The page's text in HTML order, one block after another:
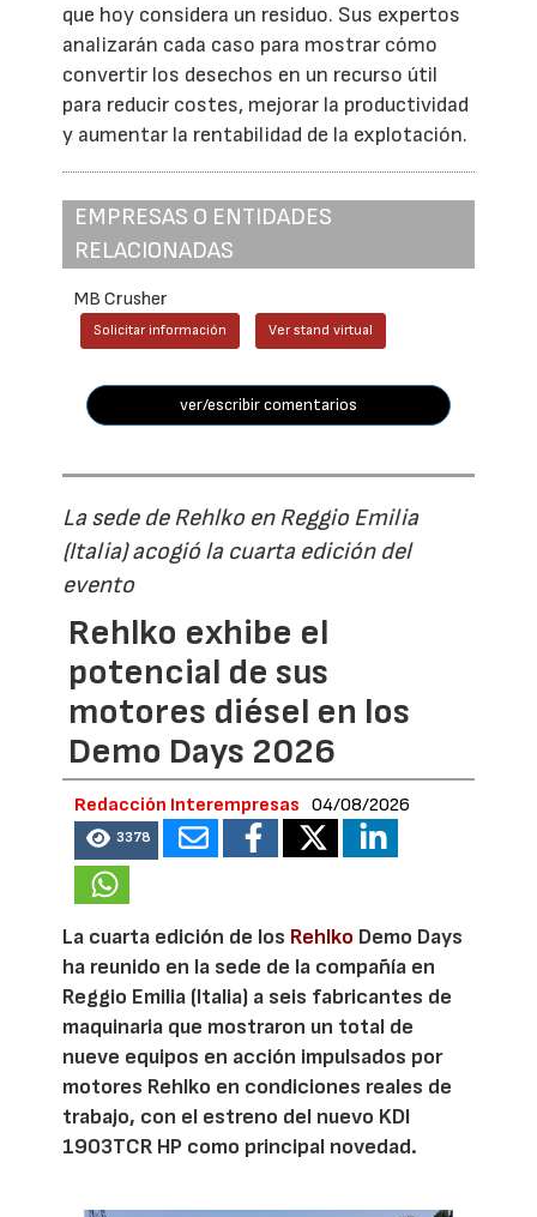
que hoy considera un residuo. Sus expertos
analizarán cada caso para mostrar cómo
convertir los desechos en un recurso útil
para reducir costes, mejorar la productividad
y aumentar la rentabilidad de la explotación.
EMPRESAS O ENTIDADES
RELACIONADAS
MB Crusher
Solicitar información Ver stand virtual
ver/escribir comentarios
La sede de Rehlko en Reggio Emilia
(Italia) acogió la cuarta edición del
evento
Rehlko exhibe el
potencial de sus
motores diésel en los
Demo Days 2026
Redacción Interempresas 04/08/2026
3378
La cuarta edición de los Rehlko Demo Days
ha reunido en la sede de la compañía en
Reggio Emilia (Italia) a seis fabricantes de
maquinaria que mostraron un total de
nueve equipos en acción impulsados por
motores Rehlko en condiciones reales de
trabajo, con el estreno del nuevo KDI
1903TCR HP como principal novedad.